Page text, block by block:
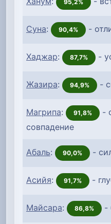
95,2%
Суна: 90,4% -
Хаджар: 87,7% -
Жазира: 94,9% -
Магрипа: 91,8%
-
совпадение
Абаль: 90,0% -
Асийя: 91,7% -
Майсара: 86,8% -